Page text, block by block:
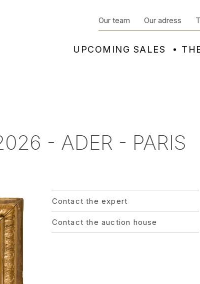
UPCOMING SALES
Our team Our adress
- ADER - PARIS
Contact the expert
Contact the auction house